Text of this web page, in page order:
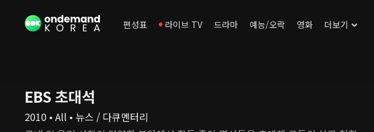
편성표 라이브 TV 드라마 예능/오락 영화 더보기
EBS 초대석
2010 • All • 뉴스 / 다큐멘터리